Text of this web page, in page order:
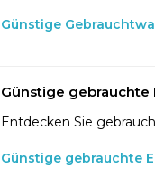
Günstige
Günstige gebrauchte
Entdecken Sie
Günstige gebrauchte